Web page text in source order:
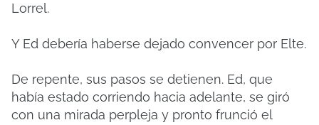
Lorrel.
Y Ed debería haberse dejado convencer por Elte.
De repente, sus pasos se detienen. Ed, que
había estado corriendo hacia adelante, se giró
con una mirada perpleja y pronto frunció el